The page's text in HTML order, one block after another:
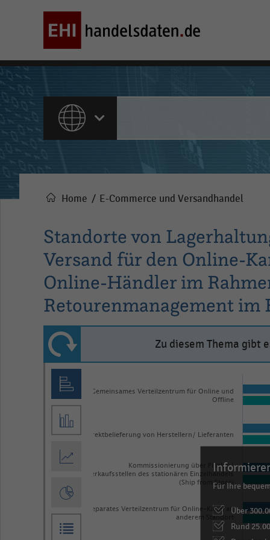
ALLE INHALTE
Pfadnavigation
Home E-Commerce und Versandhandel
Standorte von
Versand für den Online-
Online-Händler im
Retourenmanagement im
Zu diesem Thema gibt
chart
data
chart
1
Gemeinsames Verteilzentrum für Online und
Offline
Direktbelieferung von Herstellern/ Lieferanten
Kommissionierung über Filialen/
Verkaufsstellen des stationären Einzelhandels
(Ship from Store)
Separates Verteilzentrum für Online-Kanal an
anderem Standort
Für Ihre
Über
Rund